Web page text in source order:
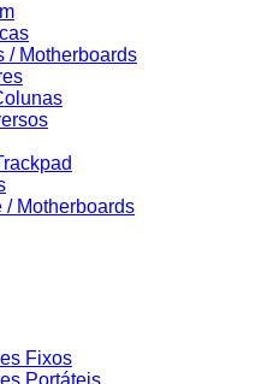
/ Motherboards
/ Motherboards
Fixos